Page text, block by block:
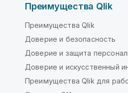
Преимущества Qlik
Преимущества Qlik
Доверие и безопасность
Доверие и защита
Доверие и искусственный
Преимущества Qlik для